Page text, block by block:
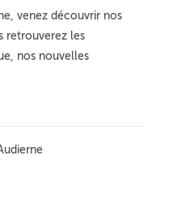
venez découvrir nos
retrouverez les
nos nouvelles